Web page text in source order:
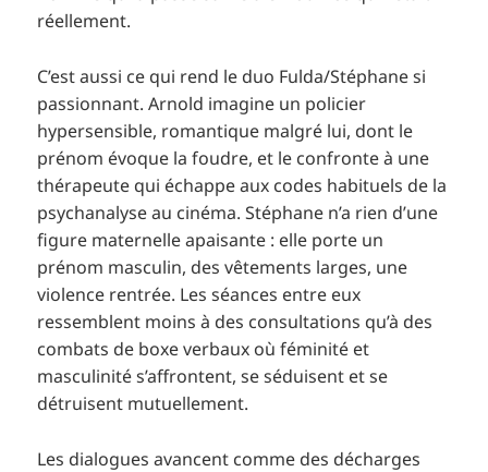
réellement.
C’est aussi ce qui rend le duo Fulda/Stéphane si
passionnant. Arnold imagine un policier
hypersensible, romantique malgré lui, dont le
prénom évoque la foudre, et le confronte à une
thérapeute qui échappe aux codes habituels de la
psychanalyse au cinéma. Stéphane n’a rien d’une
figure maternelle apaisante : elle porte un
prénom masculin, des vêtements larges, une
violence rentrée. Les séances entre eux
ressemblent moins à des consultations qu’à des
combats de boxe verbaux où féminité et
masculinité s’affrontent, se séduisent et se
détruisent mutuellement.
Les dialogues avancent comme des décharges